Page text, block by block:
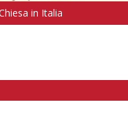
in Italia